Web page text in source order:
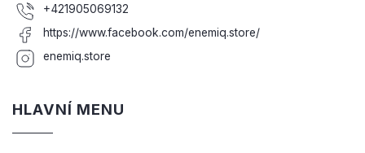
+421905069132
https://www.facebook.com/enemiq.store/
enemiq.store
HLAVNÍ MENU